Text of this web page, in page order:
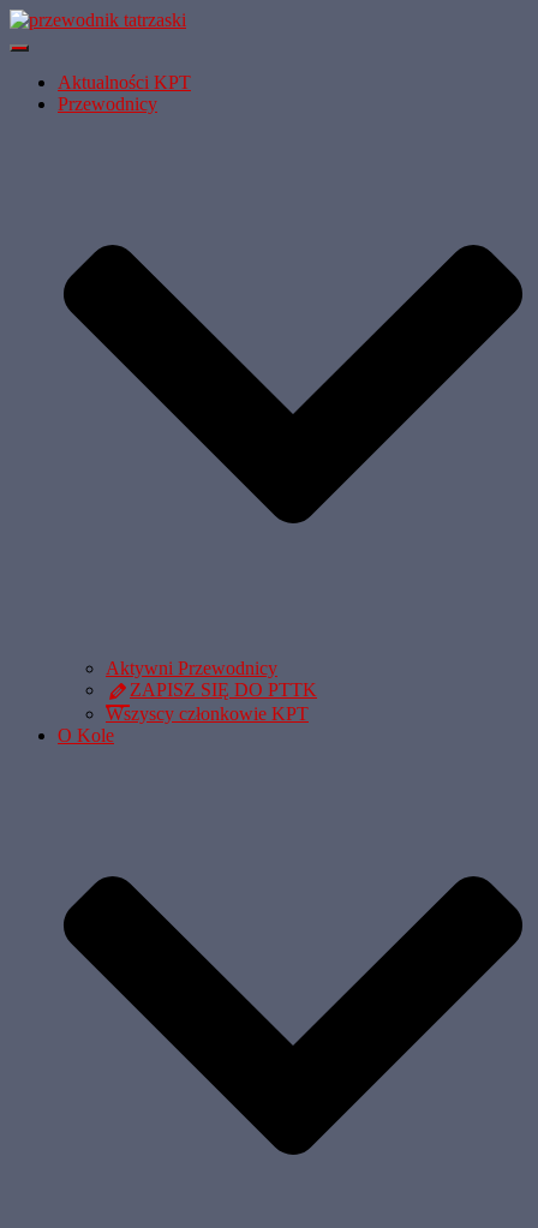
Przełącz
NawigacjęAktualności KPT
Przewodnicy
Aktywni Przewodnicy
ZAPISZ SIĘ DO PTTK
Wszyscy członkowie KPT
O Kole